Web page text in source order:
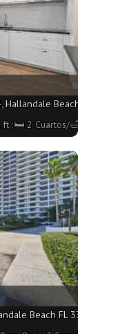
Beach FL 33009
Cuartos/🛁2 Baños
Beach FL 33009 -